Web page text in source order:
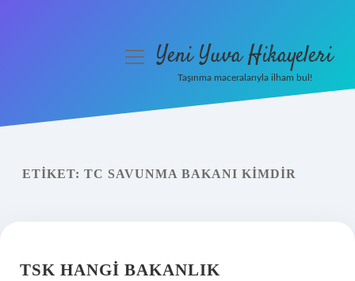
Yasal Uyarı
menüyüYeni Yuva Hikayeleri
Taşınma maceralarıyla ilham bul!
ETIKET: TC SAVUNMA BAKANI KIMDIR
TSK HANGI BAKANLIK